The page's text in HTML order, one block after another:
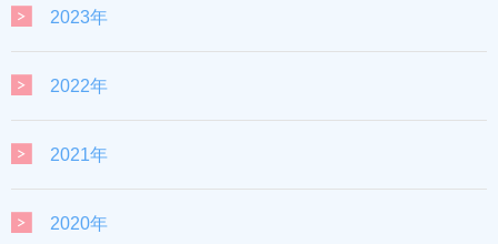
2023年
2022年
2021年
2020年